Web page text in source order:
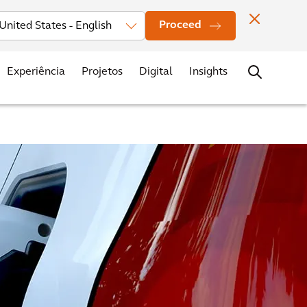
Proceed
Novidades Nossos Escritórios Contato
Experiência Projetos Digital Insights